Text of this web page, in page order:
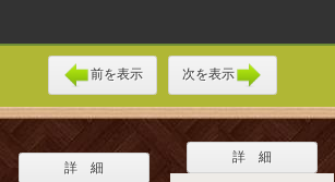
前を表示 次を表示
詳 細
詳 細